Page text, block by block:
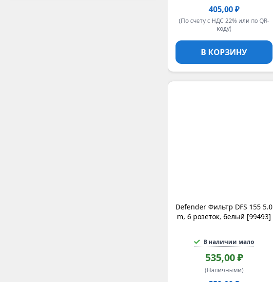
405,00 ₽
(По счету с НДС 22% или по QR-
коду)
В КОРЗИНУ
Defender Фильтр DFS 155 5.0
m, 6 розеток, белый [99493]
В наличии мало
535,00 ₽
(Наличными)